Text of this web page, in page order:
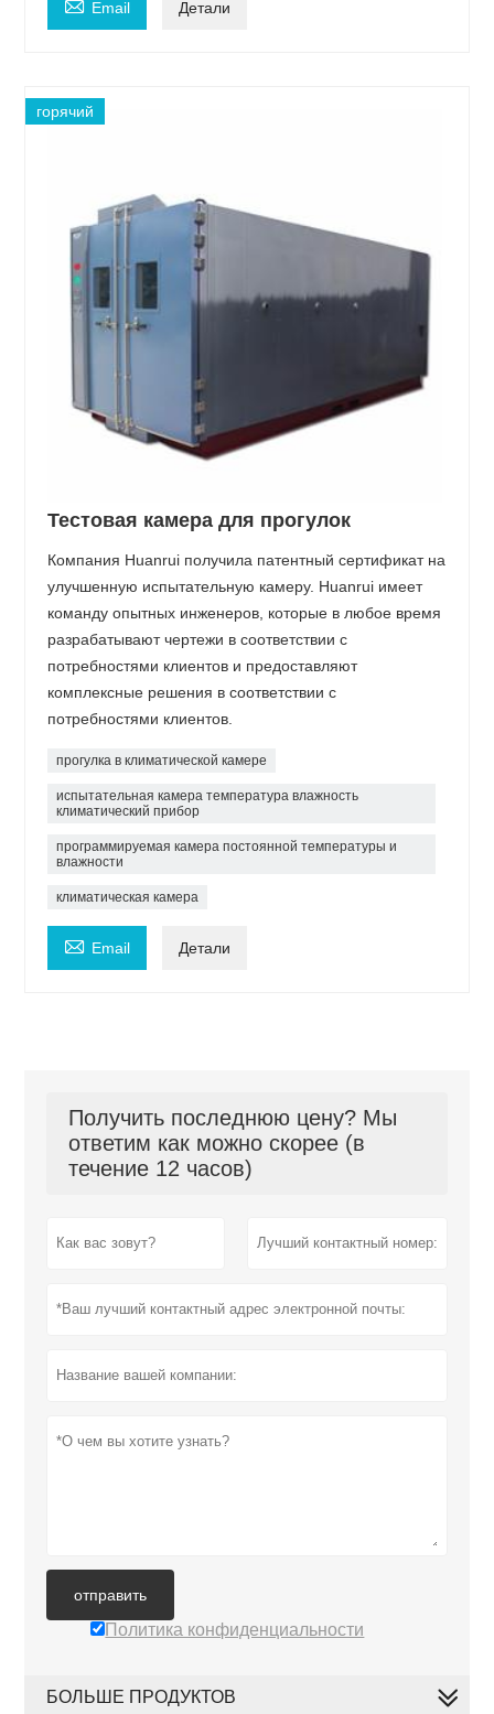
Email Детали
горячий
Тестовая камера для прогулок
Компания Huanrui получила патентный сертификат на
улучшенную испытательную камеру. Huanrui имеет
команду опытных инженеров, которые в любое время
разрабатывают чертежи в соответствии с
потребностями клиентов и предоставляют
комплексные решения в соответствии с
потребностями клиентов.
прогулка в климатической камере
испытательная камера температура влажность
климатический прибор
программируемая камера постоянной температуры и
влажности
климатическая камера
 Email Детали
Получить последнюю цену? Мы
ответим как можно скорее (в
течение 12 часов)
отправить
Политика конфиденциальности
БОЛЬШЕ ПРОДУКТОВ